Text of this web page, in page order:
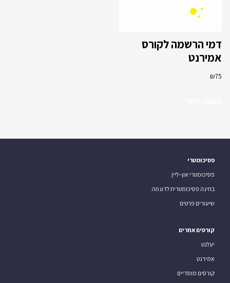
דמי הרשמה לקורס
אמירנט
₪75
פסיכומטרי
פסיכומטרי און–ליין
בחינה פסיכומטרית לדוגמה
שיעורים פרטים
קורסים אחרים
יעלנט
אמירנט
קורסים מוסדיים